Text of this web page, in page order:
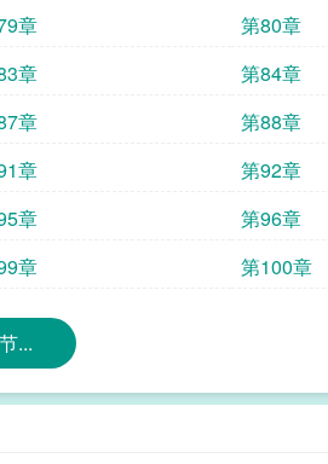
章
第80章
章
第84章
章
第88章
章
第92章
章
第96章
章 第100章
...